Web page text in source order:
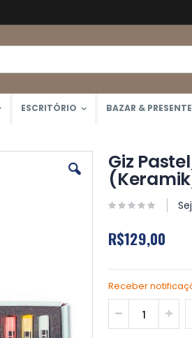
ESCRITÓRIO BAZAR &
Giz
R$129,00
Receber